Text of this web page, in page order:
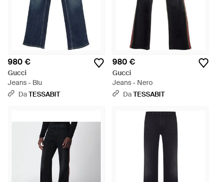
980 €
Gucci
Jeans - Blu
DaTESSABIT
980 €
Gucci
Jeans - Nero
DaTESSABIT